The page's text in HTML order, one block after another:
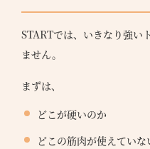
STARTでは、いきなり強い
ません。
まずは、
どこが硬いのか
どこの筋肉が使えていな